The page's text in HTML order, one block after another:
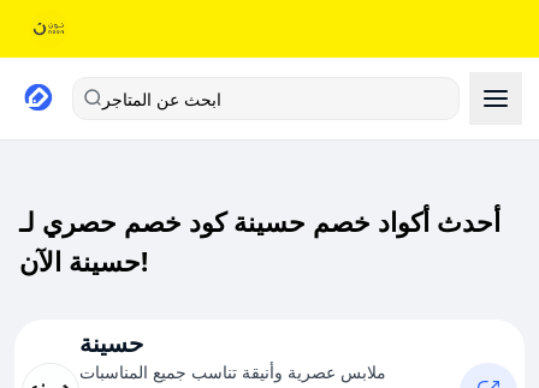
ابحث عن المتاجر
أحدث أكواد خصم حسينة كود خصم حصري لـ
حسينة الآن!
حسينة
ملابس عصرية وأنيقة تناسب جميع المناسبات